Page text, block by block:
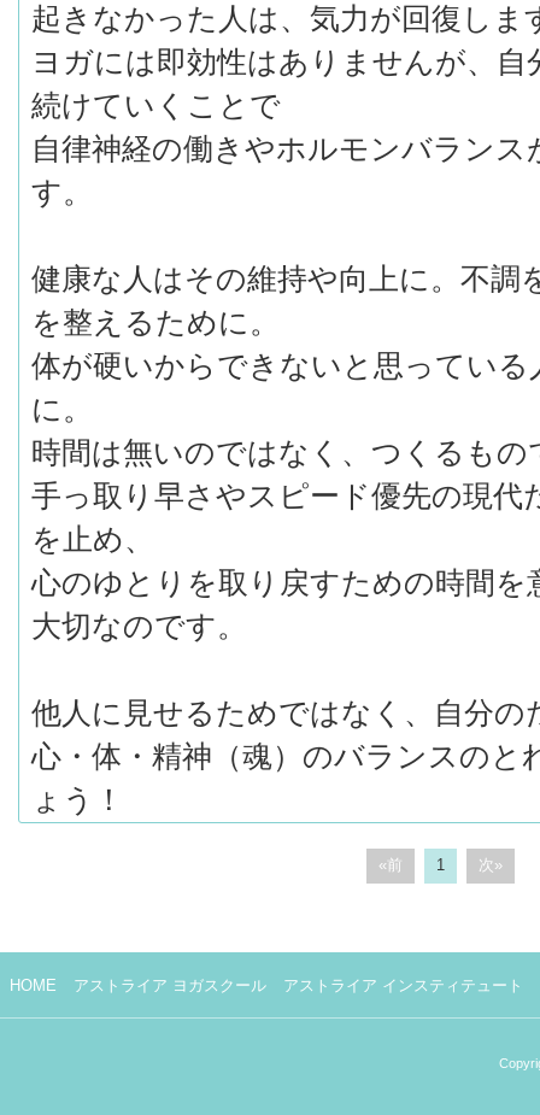
起きなかった人は、気力が回復しま
ヨガには即効性はありませんが、
続けていくことで
自律神経の働きやホルモンバラン
す。
健康な人はその維持や向上に。不調
を整えるために。
体が硬いからできないと思ってい
に。
時間は無いのではなく、つくるもの
手っ取り早さやスピード優先の現代
を止め、
心のゆとりを取り戻すための時間を
大切なのです。
他人に見せるためではなく、自分の
心・体・精神（魂）のバランスのと
ょう！
«前 1 次»
HOME アストライア ヨガスクール アストライア インスティテュート